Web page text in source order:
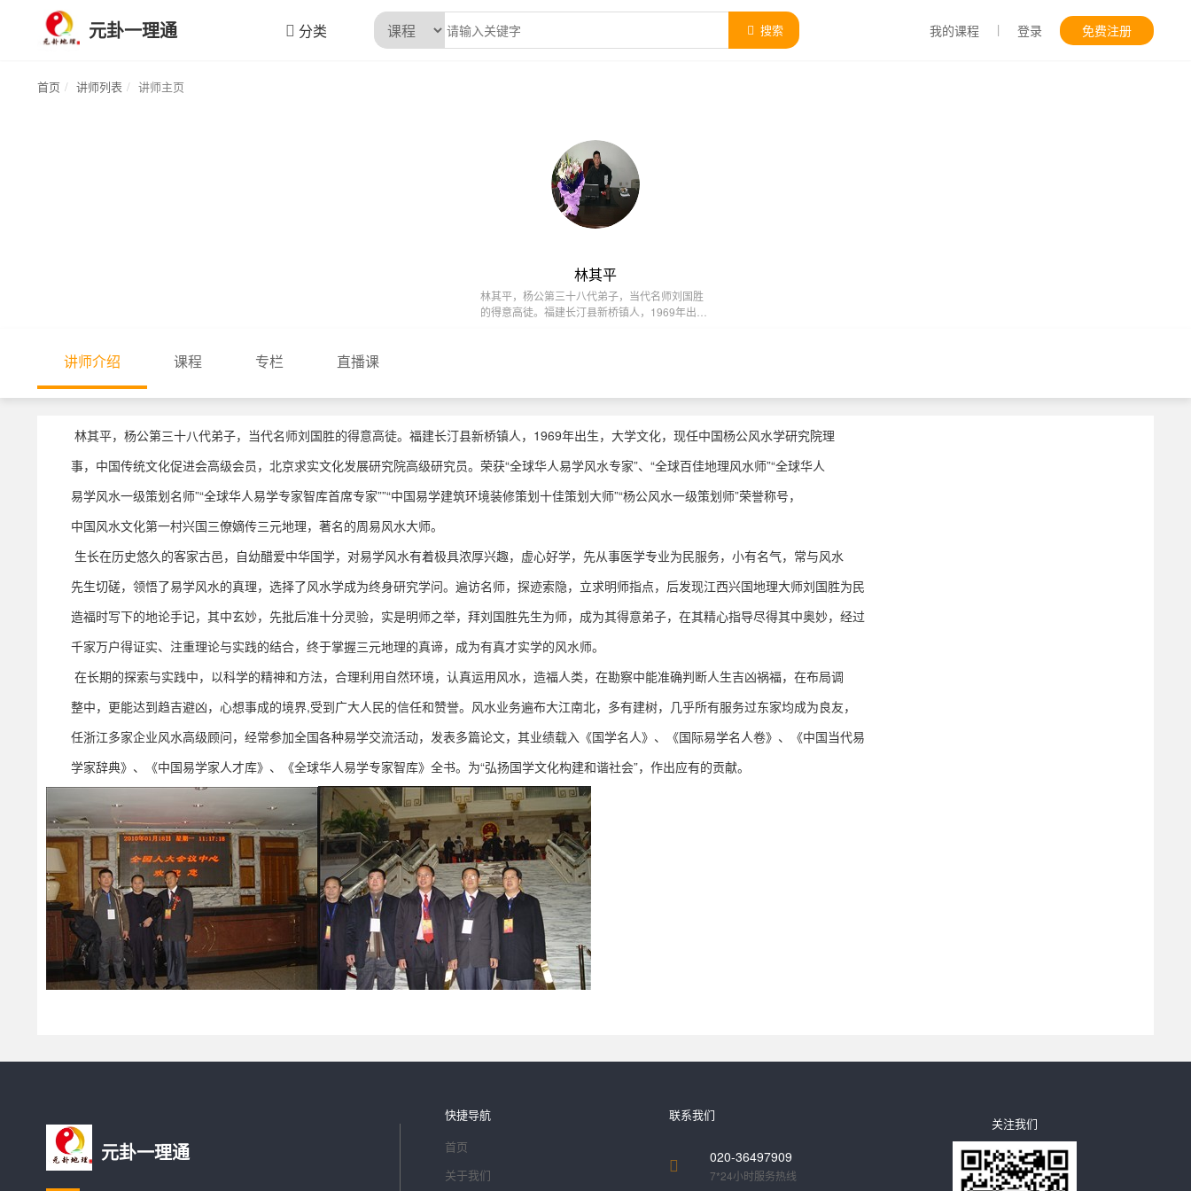
元卦一理通 分类 我的课程 | 登录 免费注册
搜索
首页 讲师列表 讲师主页
林其平
林其平，杨公第三十八代弟子，当代名师刘国胜
的得意高徒。福建长汀县新桥镇人，1969年出
讲师介绍 课程 专栏 直播课
林其平，杨公第三十八代弟子，当代名师刘国胜的得意高徒。福建长汀县新桥镇人，1969年出生，大学文化，现任中国杨公风水学研究院理
事，中国传统文化促进会高级会员，北京求实文化发展研究院高级研究员。荣获“全球华人易学风水专家”、“全球百佳地理风水师”“全球华人
易学风水一级策划名师”“全球华人易学专家智库首席专家””“中国易学建筑环境装修策划十佳策划大师”“杨公风水一级策划师”荣誉称号，
中国风水文化第一村兴国三僚嫡传三元地理，著名的周易风水大师。
生长在历史悠久的客家古邑，自幼醋爱中华国学，对易学风水有着极具浓厚兴趣，虚心好学，先从事医学专业为民服务，小有名气，常与风水
先生切磋，领悟了易学风水的真理，选择了风水学成为终身研究学问。遍访名师，探迹索隐，立求明师指点，后发现江西兴国地理大师刘国胜为民
造福时写下的地论手记，其中玄妙，先批后准十分灵验，实是明师之举，拜刘国胜先生为师，成为其得意弟子，在其精心指导尽得其中奥妙，经过
千家万户得证实、注重理论与实践的结合，终于掌握三元地理的真谛，成为有真才实学的风水师。
在长期的探索与实践中，以科学的精神和方法，合理利用自然环境，认真运用风水，造福人类，在勘察中能准确判断人生吉凶祸福，在布局调
整中，更能达到趋吉避凶，心想事成的境界,受到广大人民的信任和赞誉。风水业务遍布大江南北，多有建树，几乎所有服务过东家均成为良友，
任浙江多家企业风水高级顾问，经常参加全国各种易学交流活动，发表多篇论文，其业绩载入《国学名人》、《国际易学名人卷》、《中国当代易
学家辞典》、《中国易学家人才库》、《全球华人易学专家智库》全书。为“弘扬国学文化构建和谐社会”，作出应有的贡献。
元卦一理通
快捷导航
首页
关于我们
联系我们
020-36497909
7*24小时服务热线
关注我们